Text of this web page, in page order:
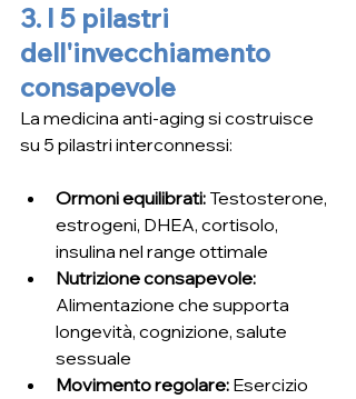
3. I 5 pilastri
dell'invecchiamento
consapevole
La medicina anti-aging si costruisce
su 5 pilastri interconnessi:
Ormoni equilibrati: Testosterone,
estrogeni, DHEA, cortisolo,
insulina nel range ottimale
Nutrizione consapevole:
Alimentazione che supporta
longevità, cognizione, salute
sessuale
Movimento regolare: Esercizio